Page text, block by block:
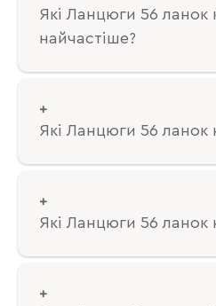
Які Ланцюги 56 ланок
найчастіше?
Які Ланцюги 56 ланок
Які Ланцюги 56 ланок